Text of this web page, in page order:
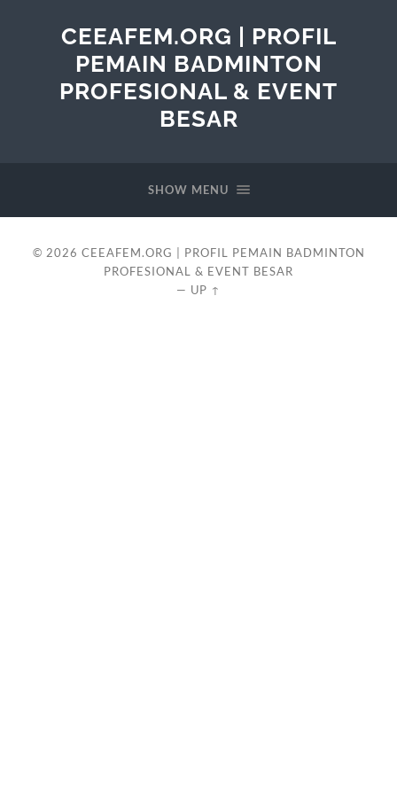
CEEAFEM.ORG | PROFIL
PEMAIN BADMINTON
PROFESIONAL & EVENT
BESAR
SHOW MENU
© 2026 CEEAFEM.ORG | PROFIL PEMAIN BADMINTON
PROFESIONAL & EVENT BESAR
— UP ↑